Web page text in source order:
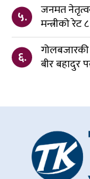
५.
जनमत
मन्त्रीको
६.
बीर बहादुर